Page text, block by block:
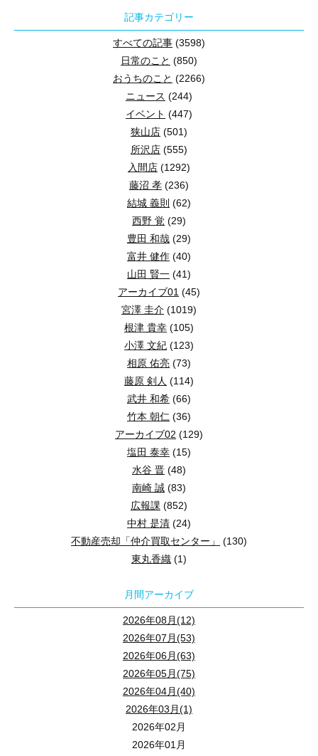
記事カテゴリー
すべての記事 (3598)
日常のこと (850)
おうちのこと (2266)
ニュース (244)
イベント (447)
狭山店 (501)
所沢店 (555)
入間店 (1292)
藤沼 孝 (236)
結城 義則 (62)
西野 覚 (29)
豊田 和哉 (29)
富井 健作 (40)
山田 賢一 (41)
アーカイブ01 (45)
宮澤 圭介 (1019)
根津 貴幸 (105)
小澤 文紀 (123)
相原 佑亮 (73)
藤原 剣人 (114)
武井 和希 (66)
竹本 朝仁 (36)
アーカイブ02 (129)
塩田 泰幸 (15)
水谷 晋 (48)
南崎 誠 (83)
広報課 (852)
中村 是清 (24)
不動産売却「仲介買取センター」
(130)
東丸香織 (1)
月間アーカイブ
2026年08月(12)
2026年07月(53)
2026年06月(63)
2026年05月(75)
2026年04月(40)
2026年03月(1)
2026年02月
2026年01月